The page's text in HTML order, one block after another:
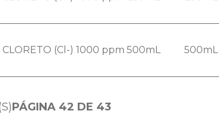
CLORETO (Cl-) 1000 ppm 500mL 500mL
PÁGINA 42 DE 43